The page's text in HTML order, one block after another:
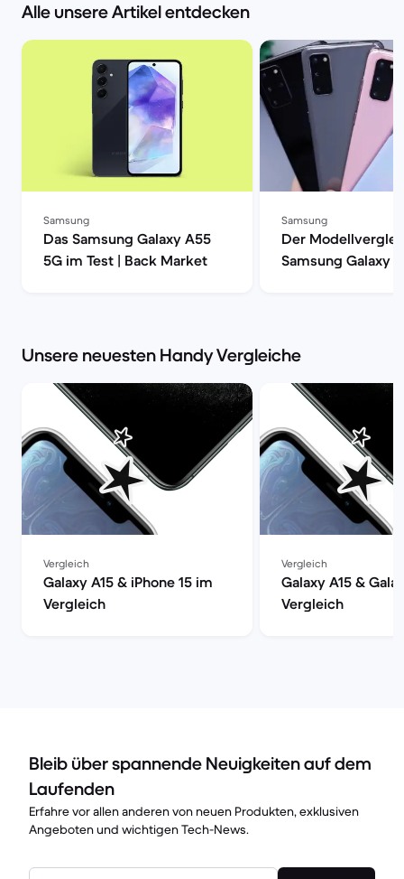
Alle unsere Artikel entdecken
Samsung
Das Samsung Galaxy A55
5G im Test | Back Market
Samsung
Der
Samsung Galaxy
Unsere neuesten Handy Vergleiche
Vergleich
Galaxy A15 & iPhone 15 im
Vergleich
Vergleich
Galaxy A15 &
Vergleich
Bleib über spannende Neuigkeiten auf dem
Laufenden
Erfahre vor allen anderen von neuen Produkten, exklusiven
Angeboten und wichtigen Tech-News.